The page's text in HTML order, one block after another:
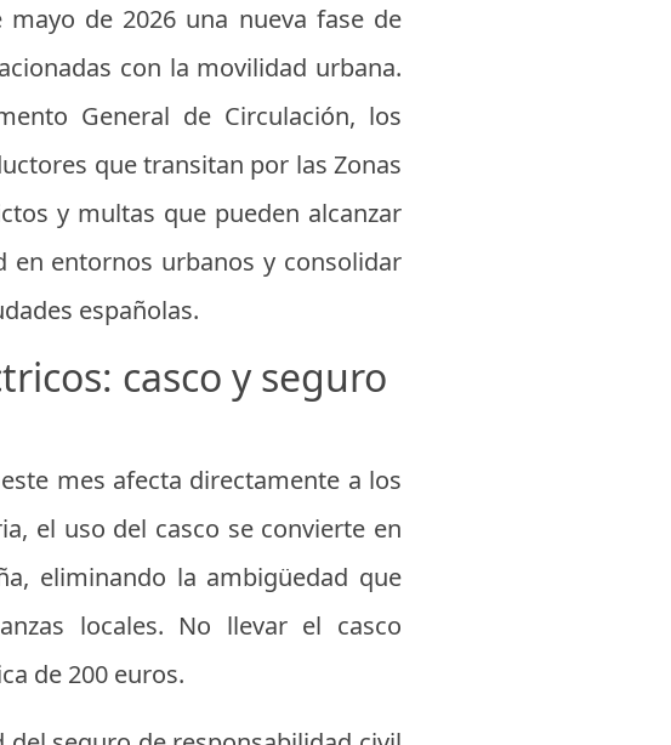
de 2026 una nueva fase de
con la movilidad urbana.
General de Circulación, los
que transitan por las Zonas
y multas que pueden alcanzar
en entornos urbanos y consolidar
españolas.
casco y seguro
mes afecta directamente a los
el uso del casco se convierte en
eliminando la ambigüedad que
locales. No llevar el casco
de 200 euros.